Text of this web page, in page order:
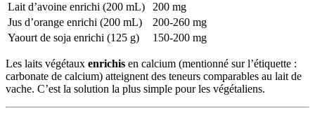
Lait d’avoine enrichi (200 mL)
200 mg
Jus d’orange enrichi (200 mL)
200-260 mg
Yaourt de soja enrichi (125 g)
150-200 mg
Les laits végétaux enrichis en calcium (mentionné sur l’étiquette :
carbonate de calcium) atteignent des teneurs comparables au lait de
vache. C’est la solution la plus simple pour les végétaliens.